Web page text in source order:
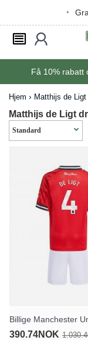
󰂩 󰃳
Få 10%rabatt
Hjem Matthijs de
Matthijs de Ligt
390.74NOK